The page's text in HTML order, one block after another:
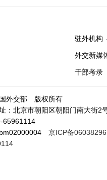
驻外机构
外交新媒
干部考录
外交部 版权所有
：北京市朝阳区朝阳门南大街
65961114
京ICP备